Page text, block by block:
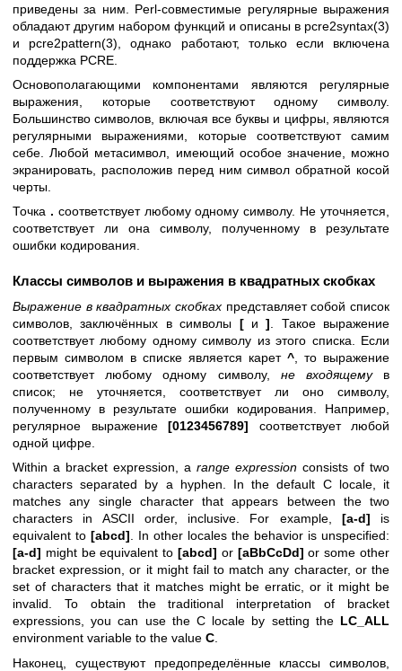
приведены за ним. Perl-совместимые регулярные выражения
обладают другим набором функций и описаны в pcre2syntax(3)
и pcre2pattern(3) , однако работают, только если включена
поддержка PCRE.
Основополагающими компонентами являются регулярные
выражения, которые соответствуют одному символу.
Большинство символов, включая все буквы и цифры, являются
регулярными выражениями, которые соответствуют самим
себе. Любой метасимвол, имеющий особое значение, можно
экранировать, расположив перед ним символ обратной косой
черты.
Точка . соответствует любому одному символу. Не уточняется,
соответствует ли она символу, полученному в результате
ошибки кодирования.
Классы символов и выражения в квадратных скобках
Выражение в квадратных скобках представляет собой список
символов, заключённых в символы [и] . Такое выражение
соответствует любому одному символу из этого списка. Если
первым символом в списке является карет ^ , то выражение
соответствует любому одному символу, не входящемув
список; не уточняется, соответствует ли оно символу,
полученному в результате ошибки кодирования. Например,
регулярное выражение [0123456789] соответствует любой
одной цифре.
Within a bracket expression, a range expression consists of two
characters separated by a hyphen. In the default C locale, it
matches any single character that appears between the two
characters in ASCII order, inclusive. For example, [a-d] is
equivalent to [abcd]. In other locales the behavior is unspecified:
[a-d] might be equivalent to [abcd] or [aBbCcDd] or some other
bracket expression, or it might fail to match any character, or the
set of characters that it matches might be erratic, or it might be
invalid. To obtain the traditional interpretation of bracket
expressions, you can use the C locale by setting the LC_ALL
environment variable to the value C.
Наконец, существуют предопределённые классы символов,